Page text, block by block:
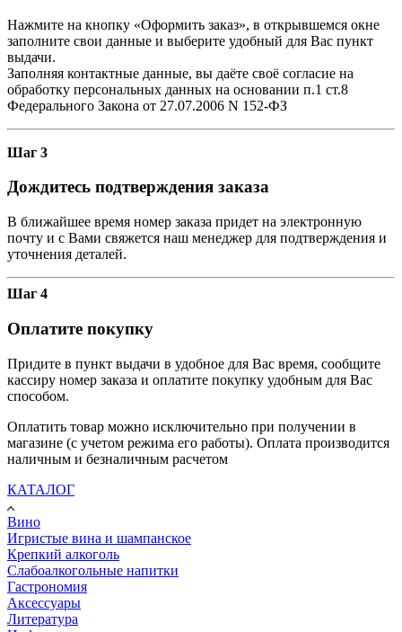
Нажмите на кнопку «Оформить заказ», в открывшемся окне
заполните свои данные и выберите удобный для Вас пункт
выдачи.
Заполняя контактные данные, вы даёте своё согласие на
обработку персональных данных на основании п.1 ст.8
Федерального Закона от 27.07.2006 N 152-ФЗ
Шаг 3
Дождитесь подтверждения заказа
В ближайшее время номер заказа придет на электронную
почту и с Вами свяжется наш менеджер для подтверждения и
уточнения деталей.
Шаг 4
Оплатите покупку
Придите в пункт выдачи в удобное для Вас время, сообщите
кассиру номер заказа и оплатите покупку удобным для Вас
способом.
Оплатить товар можно исключительно при получении в
магазине (с учетом режима его работы). Оплата производится
наличным и безналичным расчетом
КАТАЛОГ
Вино
Игристые вина и шампанское
Крепкий алкоголь
Слабоалкогольные напитки
Гастрономия
Аксессуары
Литература